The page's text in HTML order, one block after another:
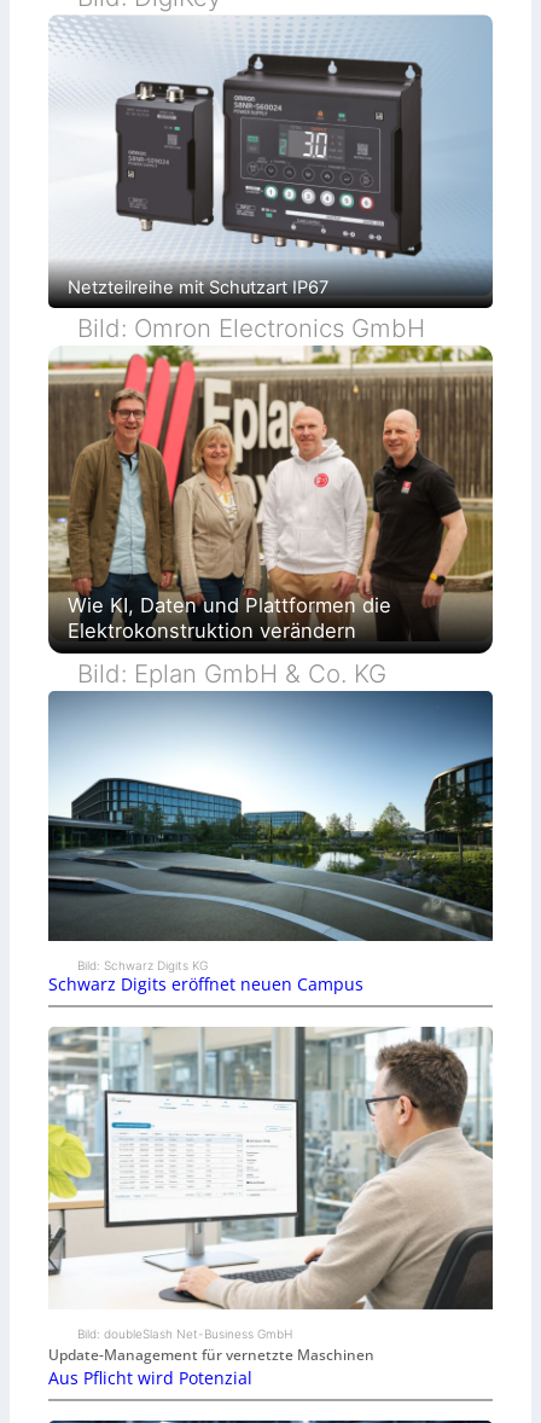
Netzteilreihe mit Schutzart IP67
Bild: Omron Electronics GmbH
Wie KI, Daten und Plattformen die
Elektrokonstruktion verändern
Bild: Eplan GmbH & Co. KG
Bild: Schwarz Digits KG
Schwarz Digits eröffnet neuen Campus
Bild: doubleSlash Net-Business GmbH
Update-Management für vernetzte Maschinen
Aus Pflicht wird Potenzial